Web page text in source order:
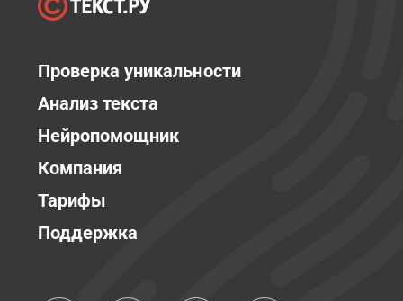
Проверка уникальности
Анализ текста
Нейропомощник
Компания
Тарифы
Поддержка